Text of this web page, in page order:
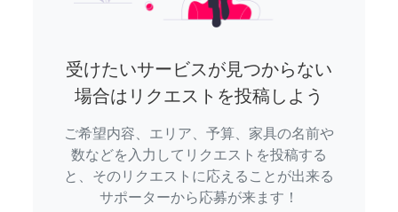
受けたいサービスが見つからない
場合はリクエストを投稿しよう
ご希望内容、エリア、予算、家具の名前や
数などを入力してリクエストを投稿する
と、そのリクエストに応えることが出来る
サポーターから応募が来ます！